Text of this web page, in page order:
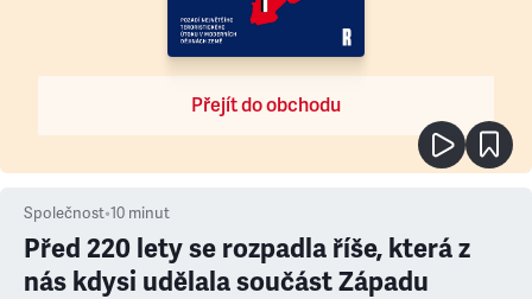
Přejít do obchodu
Společnost•10 minut
Před 220 lety se rozpadla říše, která z
nás kdysi udělala součást Západu